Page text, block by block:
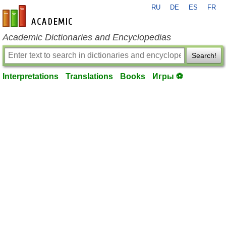
en-academic.com
RU DE ES FR
Academic Dictionaries and Encyclopedias
Search!
Interpretations Translations Books Игры ⚽